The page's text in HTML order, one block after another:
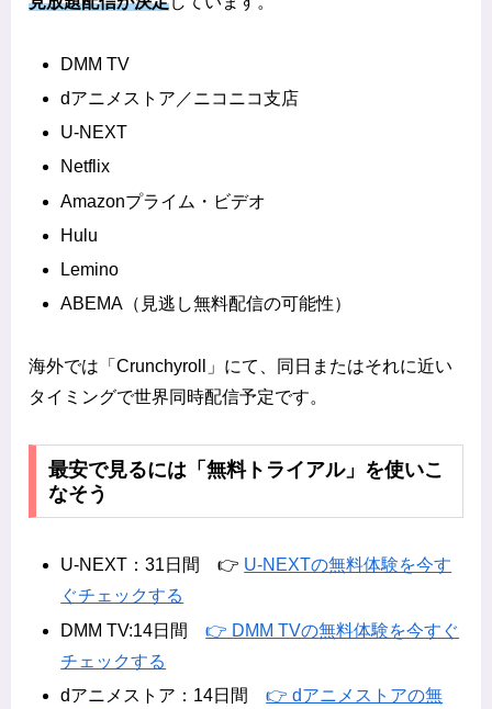
DMM TV
dアニメストア／ニコニコ支店
U-NEXT
Netflix
Amazonプライム・ビデオ
Hulu
Lemino
ABEMA（見逃し無料配信の可能性）
海外では「Crunchyroll」にて、同日またはそれに近い
タイミングで世界同時配信予定です。
最安で見るには「無料トライアル」を使いこ
なそう
U-NEXT：31日間 👉 U-NEXTの無料体験を今す
ぐチェックする
DMM TV:14日間👉 DMM TVの無料体験を今すぐ
チェックする
dアニメストア：14日間👉 dアニメストアの無